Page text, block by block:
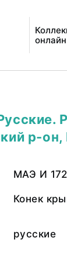
онлайн
р-
МАЭ И
Конек
русские